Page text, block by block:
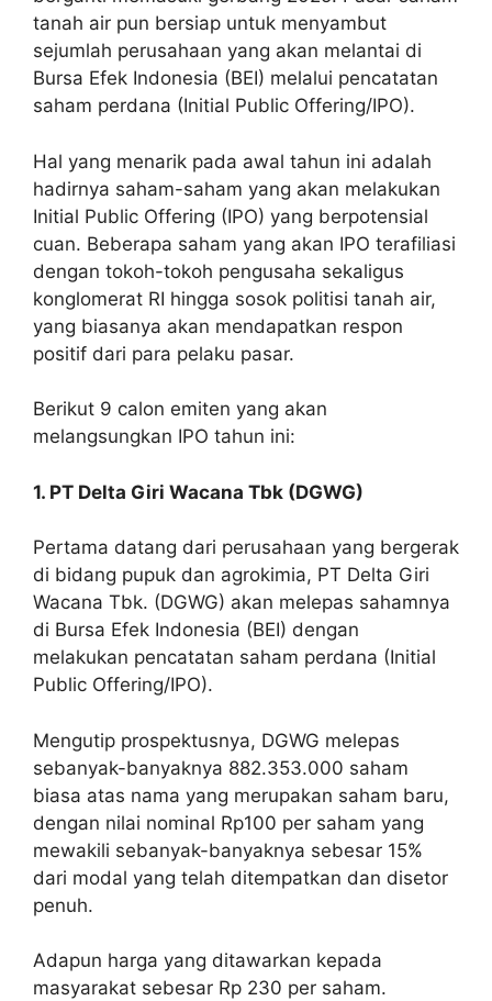
tanah air pun bersiap untuk menyambut
sejumlah perusahaan yang akan melantai di
Bursa Efek Indonesia (BEI) melalui pencatatan
saham perdana (Initial Public Offering/IPO).
Hal yang menarik pada awal tahun ini adalah
hadirnya saham-saham yang akan melakukan
Initial Public Offering (IPO) yang berpotensial
cuan. Beberapa saham yang akan IPO terafiliasi
dengan tokoh-tokoh pengusaha sekaligus
konglomerat RI hingga sosok politisi tanah air,
yang biasanya akan mendapatkan respon
positif dari para pelaku pasar.
Berikut 9 calon emiten yang akan
melangsungkan IPO tahun ini:
1. PT Delta Giri Wacana Tbk (DGWG)
Pertama datang dari perusahaan yang bergerak
di bidang pupuk dan agrokimia, PT Delta Giri
Wacana Tbk. (DGWG) akan melepas sahamnya
di Bursa Efek Indonesia (BEI) dengan
melakukan pencatatan saham perdana (Initial
Public Offering/IPO).
Mengutip prospektusnya, DGWG melepas
sebanyak-banyaknya 882.353.000 saham
biasa atas nama yang merupakan saham baru,
dengan nilai nominal Rp100 per saham yang
mewakili sebanyak-banyaknya sebesar 15%
dari modal yang telah ditempatkan dan disetor
penuh.
Adapun harga yang ditawarkan kepada
masyarakat sebesar Rp 230 per saham.